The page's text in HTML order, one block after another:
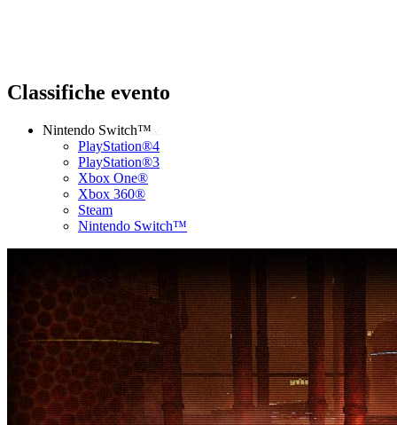
Classifiche evento
Nintendo Switch™
PlayStation®4
PlayStation®3
Xbox One®
Xbox 360®
Steam
Nintendo Switch™